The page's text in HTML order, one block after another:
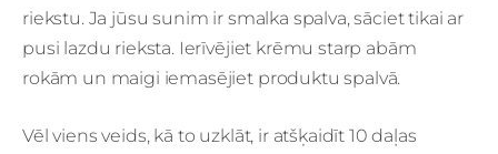
riekstu. Ja jūsu sunim ir smalka spalva, sāciet tikai ar
pusi lazdu rieksta. Ierīvējiet krēmu starp abām
rokām un maigi iemasējiet produktu spalvā.
Vēl viens veids, kā to uzklāt, ir atšķaidīt 10 daļas